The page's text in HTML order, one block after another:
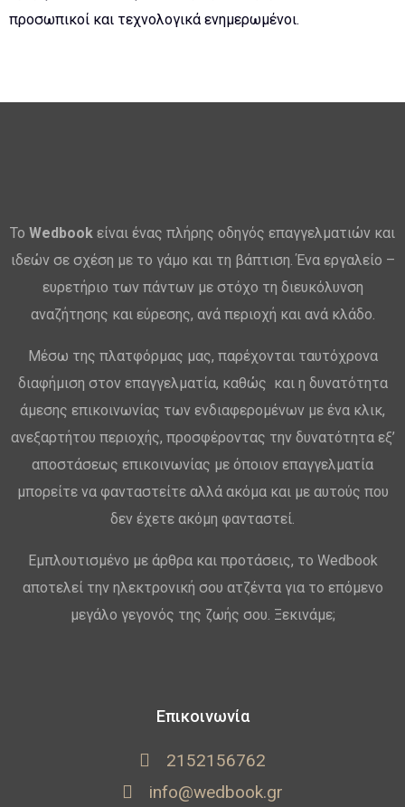
προσωπικοί και τεχνολογικά ενημερωμένοι.
Το Wedbook είναι ένας πλήρης οδηγός επαγγελματιών και
ιδεών σε σχέση με το γάμο και τη βάπτιση. Ένα εργαλείο –
ευρετήριο των πάντων με στόχο τη διευκόλυνση
αναζήτησης και εύρεσης, ανά περιοχή και ανά κλάδο.
Μέσω της πλατφόρμας μας, παρέχονται ταυτόχρονα
διαφήμιση στον επαγγελματία, καθώς και η δυνατότητα
άμεσης επικοινωνίας των ενδιαφερομένων με ένα κλικ,
ανεξαρτήτου περιοχής, προσφέροντας την δυνατότητα εξ’
αποστάσεως επικοινωνίας με όποιον επαγγελματία
μπορείτε να φανταστείτε αλλά ακόμα και με αυτούς που
δεν έχετε ακόμη φανταστεί.
Εμπλουτισμένο με άρθρα και προτάσεις, το Wedbook
αποτελεί την ηλεκτρονική σου ατζέντα για το επόμενο
μεγάλο γεγονός της ζωής σου. Ξεκινάμε;
Επικοινωνία
2152156762
info@wedbook.gr